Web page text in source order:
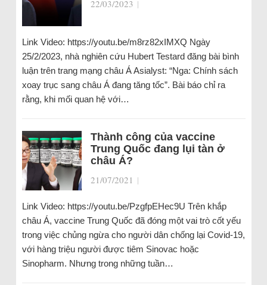
22/03/2023 |
Link Video: https://youtu.be/m8rz82xIMXQ Ngày
25/2/2023, nhà nghiên cứu Hubert Testard đăng bài bình
luận trên trang mạng châu Á Asialyst: “Nga: Chính sách
xoay trục sang châu Á đang tăng tốc”. Bài báo chỉ ra
rằng, khi mối quan hệ với…
Thành công của vaccine
Trung Quốc đang lụi tàn ở
châu Á?
21/07/2021 |
Link Video: https://youtu.be/PzgfpEHec9U Trên khắp
châu Á, vaccine Trung Quốc đã đóng một vai trò cốt yếu
trong việc chủng ngừa cho người dân chống lại Covid-19,
với hàng triệu người được tiêm Sinovac hoặc
Sinopharm. Nhưng trong những tuần…